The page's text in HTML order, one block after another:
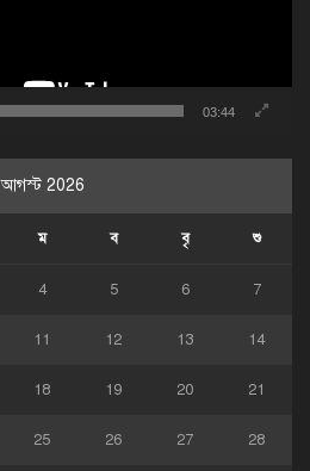
03:44
আগস্ট 2026
ম ব বৃ শু
4 5 6 7
11 12 13 14
18 19 20 21
25 26 27 28